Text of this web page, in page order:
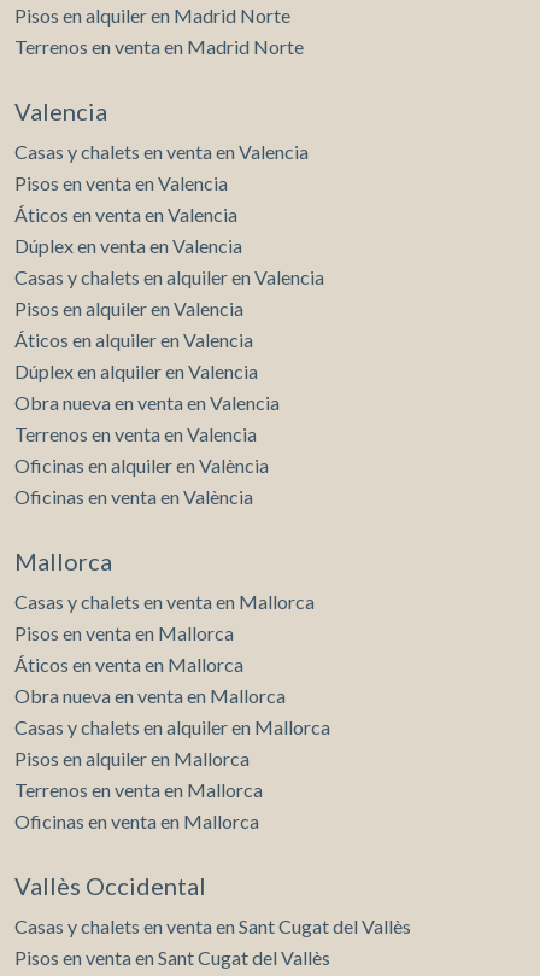
Pisos en alquiler en Madrid Norte
Terrenos en venta en Madrid Norte
Valencia
Casas y chalets en venta en Valencia
Pisos en venta en Valencia
Áticos en venta en Valencia
Dúplex en venta en Valencia
Casas y chalets en alquiler en Valencia
Pisos en alquiler en Valencia
Áticos en alquiler en Valencia
Dúplex en alquiler en Valencia
Obra nueva en venta en Valencia
Terrenos en venta en Valencia
Oficinas en alquiler en València
Oficinas en venta en València
Mallorca
Casas y chalets en venta en Mallorca
Pisos en venta en Mallorca
Áticos en venta en Mallorca
Obra nueva en venta en Mallorca
Casas y chalets en alquiler en Mallorca
Pisos en alquiler en Mallorca
Terrenos en venta en Mallorca
Oficinas en venta en Mallorca
Vallès Occidental
Casas y chalets en venta en Sant Cugat del Vallès
Pisos en venta en Sant Cugat del Vallès